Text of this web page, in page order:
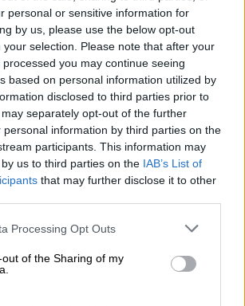
personal or sensitive information for
by us, please use the below opt-out
selection. Please note that after your
you may continue seeing
based on personal information utilized by
disclosed to third parties prior to
separately opt-out of the further
personal information by third parties on the
participants. This information may
us to third parties on the IAB’s List of
that may further disclose it to other
Processing Opt Outs
of the Sharing of my
Por Álvaro Frutos Rosado y Gabinete
Geopolítica de Crisis
y votados
Por Juan Manuel Beltrán
Oriente Medio:
Autoritario
y Gabinete